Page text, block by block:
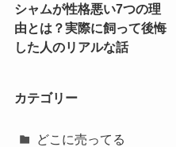
シャムが性格悪い7つの理
由とは？実際に飼って後悔
した人のリアルな話
カテゴリー
どこに売ってる